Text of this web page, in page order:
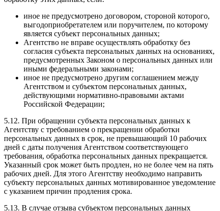
иное не предусмотрено договором, стороной которого,
выгодоприобретателем или поручителем, по которому
является субъект персональных данных;
Агентство не вправе осуществлять обработку без
согласия субъекта персональных данных на основаниях,
предусмотренных Законом о персональных данных или
иными федеральными законами;
иное не предусмотрено другим соглашением между
Агентством и субъектом персональных данных,
действующими нормативно-правовыми актами
Российской Федерации;
5.12. При обращении субъекта персональных данных к
Агентству с требованием о прекращении обработки
персональных данных в срок, не превышающий 10 рабочих
дней с даты получения Агентством соответствующего
требования, обработка персональных данных прекращается.
Указанный срок может быть продлен, но не более чем на пять
рабочих дней. Для этого Агентству необходимо направить
субъекту персональных данных мотивированное уведомление
с указанием причин продления срока.
5.13. В случае отзыва субъектом персональных данных